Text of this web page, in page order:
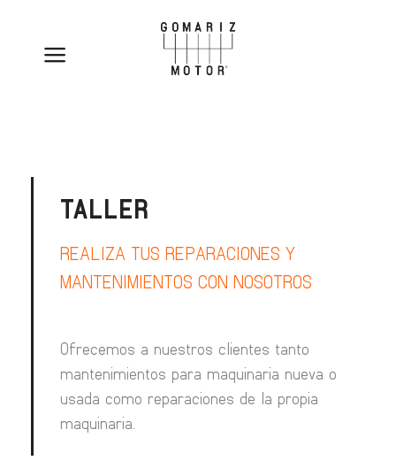
TALLER
REALIZA TUS REPARACIONES Y
MANTENIMIENTOS CON NOSOTROS
Ofrecemos a nuestros clientes tanto
mantenimientos para maquinaria nueva o
usada como reparaciones de la propia
maquinaria.